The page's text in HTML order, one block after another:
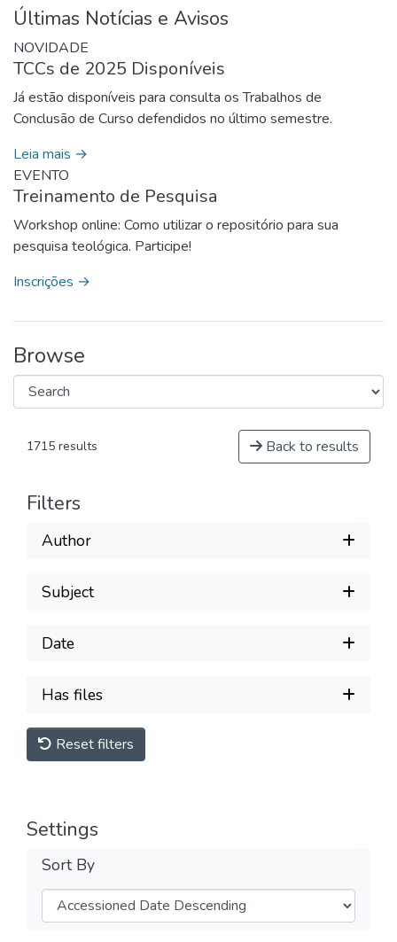
Últimas Notícias e Avisos
NOVIDADE
TCCs de 2025 Disponíveis
Já estão disponíveis para consulta os Trabalhos de
Conclusão de Curso defendidos no último semestre.
Leia mais →
EVENTO
Treinamento de Pesquisa
Workshop online: Como utilizar o repositório para sua
pesquisa teológica. Participe!
Inscrições →
Browse
1715 results Back to results
Filters
Author
Subject
Date
Has files
Reset filters
Settings
Sort By